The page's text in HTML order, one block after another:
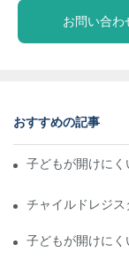
お問い合わ
おすすめの記事
子どもが開けに
チャイルドレジ
子どもが開けに